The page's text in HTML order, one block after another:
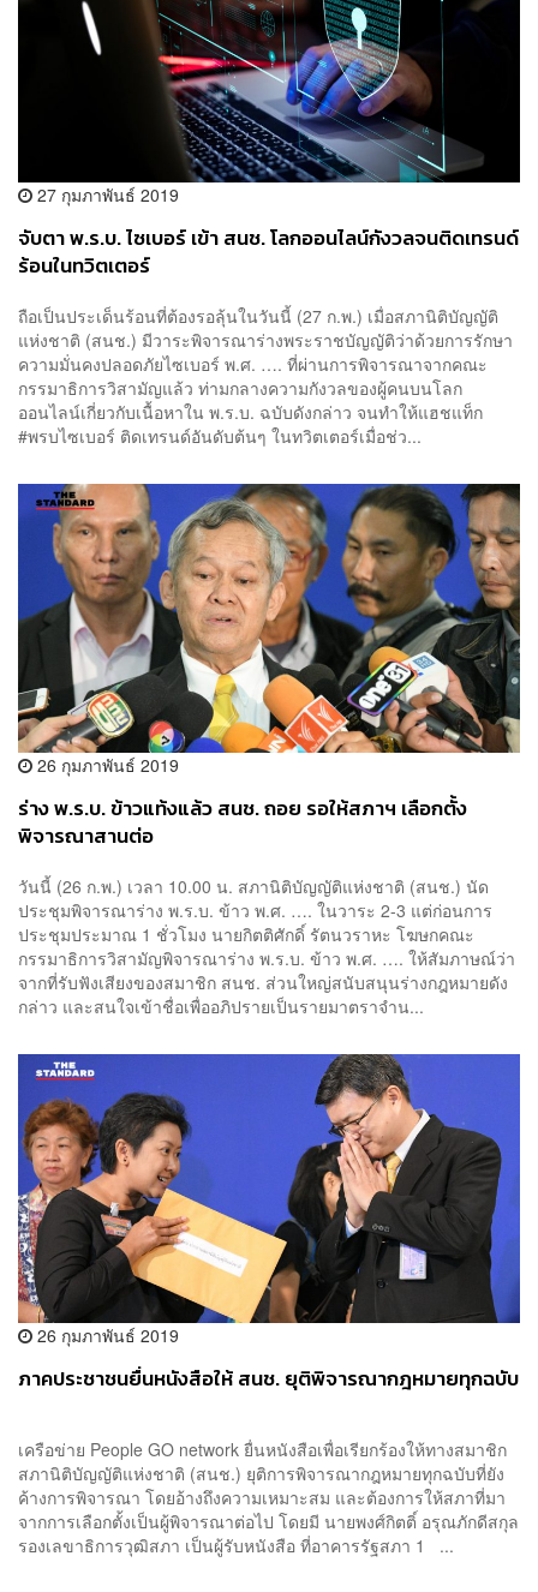
27 กุมภาพันธ์ 2019
จับตา พ.ร.บ. ไซเบอร์ เข้า สนช. โลกออนไลน์กังวลจนติดเทรนด์
ร้อนในทวิตเตอร์
ถือเป็นประเด็นร้อนที่ต้องรอลุ้นในวันนี้ (27 ก.พ.) เมื่อสภานิติบัญญัติ
แห่งชาติ (สนช.) มีวาระพิจารณาร่างพระราชบัญญัติว่าด้วยการรักษา
ความมั่นคงปลอดภัยไซเบอร์ พ.ศ. …. ที่ผ่านการพิจารณาจากคณะ
กรรมาธิการวิสามัญแล้ว ท่ามกลางความกังวลของผู้คนบนโลก
ออนไลน์เกี่ยวกับเนื้อหาใน พ.ร.บ. ฉบับดังกล่าว จนทำให้แฮชแท็ก
#พรบไซเบอร์ ติดเทรนด์อันดับต้นๆ ในทวิตเตอร์เมื่อช่ว...
26 กุมภาพันธ์ 2019
ร่าง พ.ร.บ. ข้าวแท้งแล้ว สนช. ถอย รอให้สภาฯ เลือกตั้ง
พิจารณาสานต่อ
วันนี้ (26 ก.พ.) เวลา 10.00 น. สภานิติบัญญัติแห่งชาติ (สนช.) นัด
ประชุมพิจารณาร่าง พ.ร.บ. ข้าว พ.ศ. …. ในวาระ 2-3 แต่ก่อนการ
ประชุมประมาณ 1 ชั่วโมง นายกิตติศักดิ์ รัตนวราหะ โฆษกคณะ
กรรมาธิการวิสามัญพิจารณาร่าง พ.ร.บ. ข้าว พ.ศ. …. ให้สัมภาษณ์ว่า
จากที่รับฟังเสียงของสมาชิก สนช. ส่วนใหญ่สนับสนุนร่างกฎหมายดัง
กล่าว และสนใจเข้าชื่อเพื่ออภิปรายเป็นรายมาตราจำน...
26 กุมภาพันธ์ 2019
ภาคประชาชนยื่นหนังสือให้ สนช. ยุติพิจารณากฎหมายทุกฉบับ
เครือข่าย People GO network ยื่นหนังสือเพื่อเรียกร้องให้ทางสมาชิก
สภานิติบัญญัติแห่งชาติ (สนช.) ยุติการพิจารณากฎหมายทุกฉบับที่ยัง
ค้างการพิจารณา โดยอ้างถึงความเหมาะสม และต้องการให้สภาที่มา
จากการเลือกตั้งเป็นผู้พิจารณาต่อไป โดยมี นายพงศ์กิตติ์ อรุณภักดีสกุล
รองเลขาธิการวุฒิสภา เป็นผู้รับหนังสือ ที่อาคารรัฐสภา 1 ...